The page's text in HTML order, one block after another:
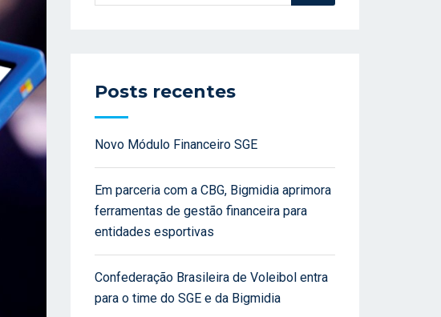
Posts recentes
Novo Módulo Financeiro SGE
Em parceria com a CBG, Bigmidia aprimora
ferramentas de gestão financeira para
entidades esportivas
Confederação Brasileira de Voleibol entra
para o time do SGE e da Bigmidia